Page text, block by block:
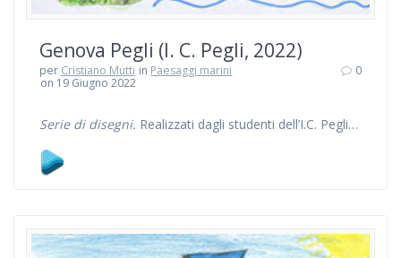
Genova Pegli (I. C. Pegli, 2022)
per Cristiano Mutti in Paesaggi marini
on 19 Giugno 2022
0
Serie di disegni. Realizzati dagli studenti dell’I.C. Pegli…